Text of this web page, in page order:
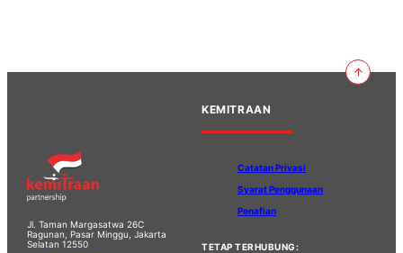
Jl. Taman Margasatwa 26C
Ragunan, Pasar Minggu, Jakarta
Selatan 12550
KEMITRAAN
Catatan Privasi
Syarat Penggunaan
Penafian
TETAP TERHUBUNG: